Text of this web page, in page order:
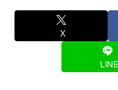
X
LINE